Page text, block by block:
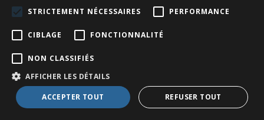
Qui sommes-nous ?
STRICTEMENT NÉCESSAIRES
PERFORMANCE
CIBLAGE FONCTIONNALITÉ
NON CLASSIFIÉS
AFFICHER LES DÉTAILS
ACCEPTER TOUT REFUSER TOUT